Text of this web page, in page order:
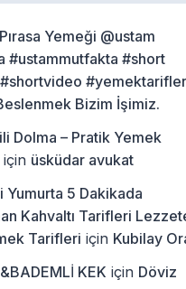
Pırasa Yemeği @ustam
#ustammutfakta #short
Bizim İşimiz.
Dolma – Pratik Yemek
için üsküdar avukat
Yumurta 5 Dakikada
Kahvaltı Tarifleri
Tarifleri için Kubilay
KEK için Döviz